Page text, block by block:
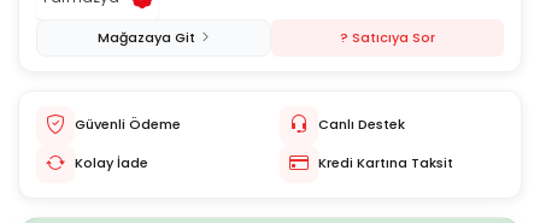
Mağazaya Git ? Satıcıya Sor
Güvenli Ödeme
Canlı Destek
Kolay İade
Kredi Kartına Taksit